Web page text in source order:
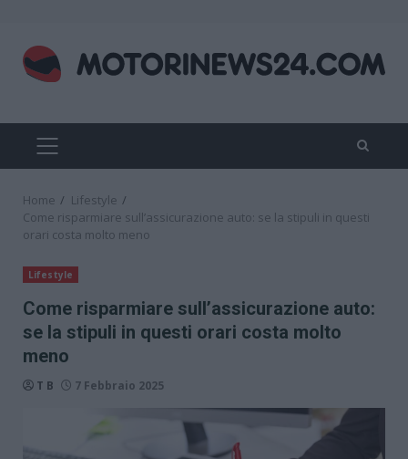
content
PRIMARY
MENU
Home
Lifestyle
Come risparmiare sull’assicurazione auto: se la stipuli in questi
orari costa molto meno
Lifestyle
Come risparmiare sull’assicurazione auto:
se la stipuli in questi orari costa molto
meno
T B 7 Febbraio 2025